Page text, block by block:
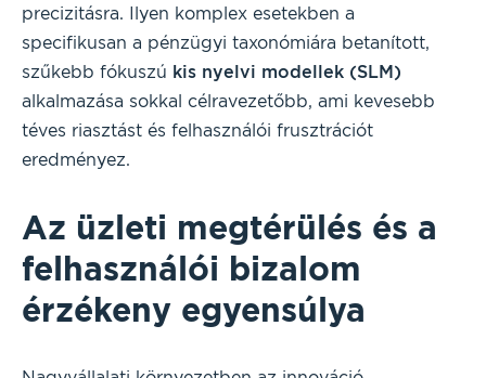
precizitásra. Ilyen komplex esetekben a
specifikusan a pénzügyi taxonómiára betanított,
szűkebb fókuszú kis nyelvi modellek (SLM)
alkalmazása sokkal célravezetőbb, ami kevesebb
téves riasztást és felhasználói frusztrációt
eredményez.
Az üzleti megtérülés és a
felhasználói bizalom
érzékeny egyensúlya